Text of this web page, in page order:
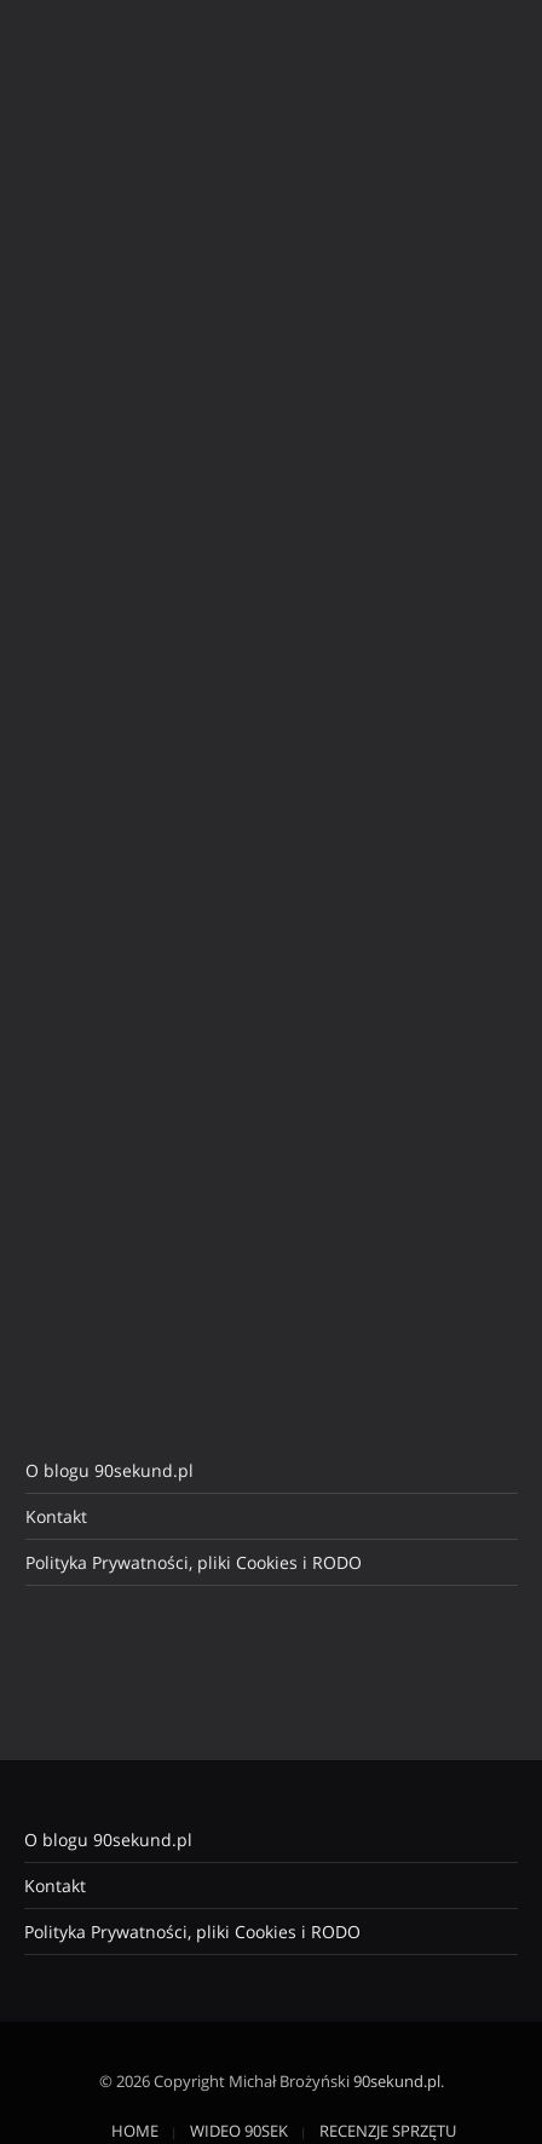
O blogu 90sekund.pl
Kontakt
Polityka Prywatności, pliki Cookies i RODO
O blogu 90sekund.pl
Kontakt
Polityka Prywatności, pliki Cookies i RODO
© 2026 Copyright Michał Brożyński90sekund.pl.
HOME WIDEO 90SEK RECENZJE SPRZĘTU